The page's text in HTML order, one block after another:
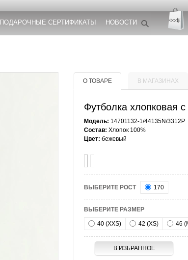
ПОДАРОЧНЫЕ СЕРТИФИКАТЫ НОВОСТИ
О ТОВАРЕ В МАГАЗИНАХ
Футболка хлопковая
Модель: 14701132-1/44135N/3312P
Состав: Хлопок 100%
Цвет: бежевый
ВЫБЕРИТЕ РОСТ 170
ВЫБЕРИТЕ РАЗМЕР
40 (XXS) 42 (XS) 46
В ИЗБРАННОЕ